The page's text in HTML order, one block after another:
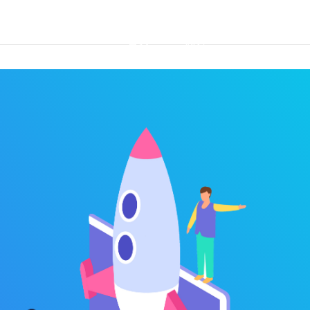
首页 优势